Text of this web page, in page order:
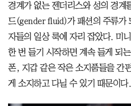
경계가 없는 젠더리스와 성의 경계
드(gender fluid)가 패션의 주류가
자들의 일상 룩에 자리 잡았다. 미
한 번 들기 시작하면 계속 들게 되
폰, 지갑 같은 작은 소지품들을 간
게 소지하고 다닐 수 있기 때문이다.